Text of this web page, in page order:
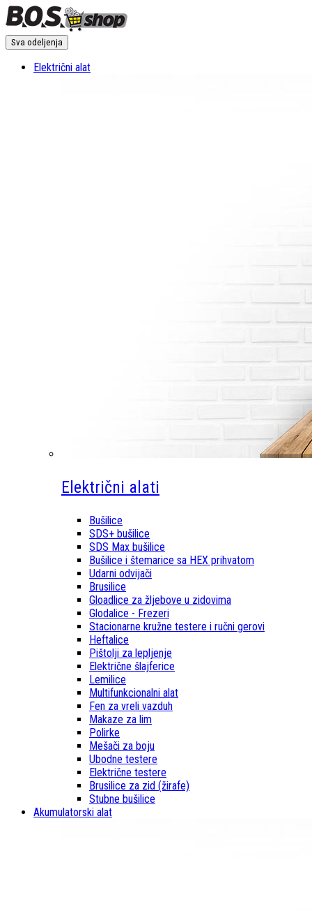
Sva odeljenja
Električni alat
Električni alati
Bušilice
SDS+ bušilice
SDS Max bušilice
Bušilice i štemarice sa HEX prihvatom
Udarni odvijači
Brusilice
Gloadlice za žljebove u zidovima
Glodalice - Frezeri
Stacionarne kružne testere i ručni gerovi
Heftalice
Pištolji za lepljenje
Električne šlajferice
Lemilice
Multifunkcionalni alat
Fen za vreli vazduh
Makaze za lim
Polirke
Mešači za boju
Ubodne testere
Električne testere
Brusilice za zid (žirafe)
Stubne bušilice
Akumulatorski alat